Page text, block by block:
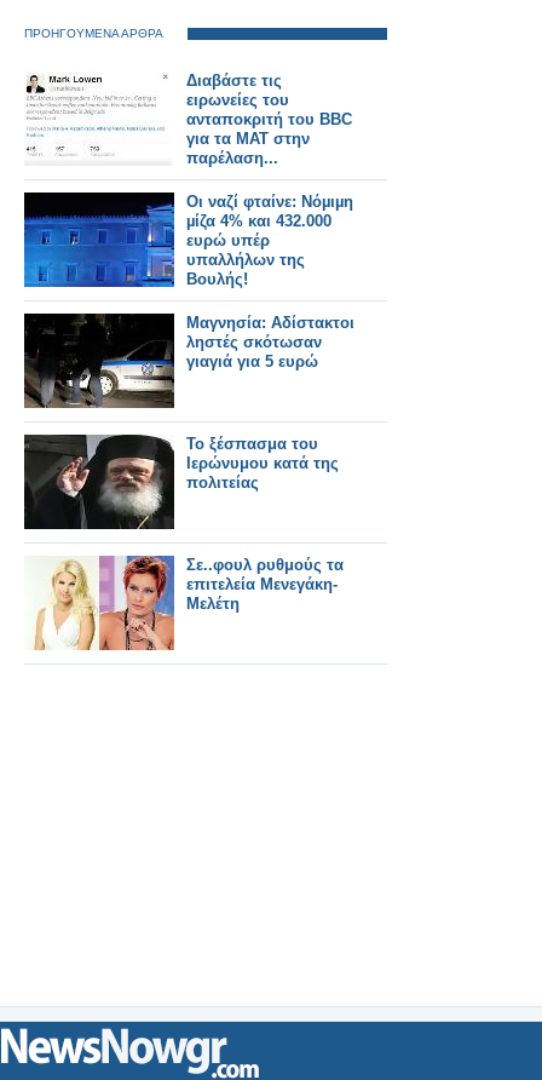
ΠΡΟΗΓΟΥΜΕΝΑ ΑΡΘΡΑ
Διαβάστε τις
ειρωνείες του
ανταποκριτή του BBC
για τα ΜΑΤ στην
παρέλαση...
Οι ναζί φταίνε: Νόµιµη
µίζα 4% και 432.000
ευρώ υπέρ
υπαλλήλων της
Βουλής!
Μαγνησία: Αδίστακτοι
ληστές σκότωσαν
γιαγιά για 5 ευρώ
Το ξέσπασμα του
Ιερώνυμου κατά της
πολιτείας
Σε..φουλ ρυθμούς τα
επιτελεία Μενεγάκη-
Μελέτη